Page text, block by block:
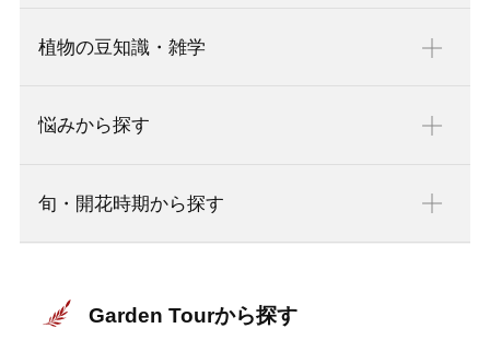
植物の豆知識・雑学
悩みから探す
旬・開花時期から探す
Garden Tourから探す